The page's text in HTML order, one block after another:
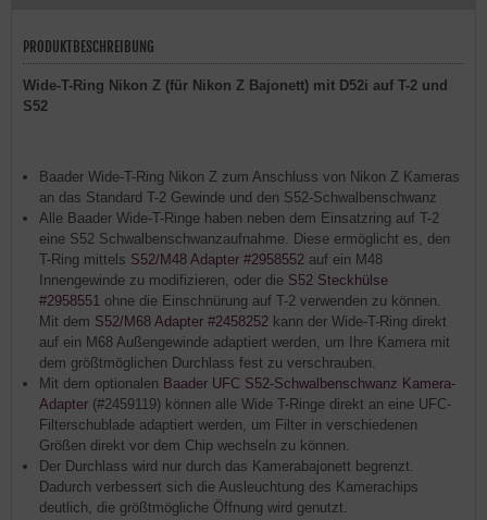
PRODUKTBESCHREIBUNG
Wide-T-Ring Nikon Z (für Nikon Z Bajonett) mit D52i auf T-2 und
S52
Baader Wide-T-Ring Nikon Z zum Anschluss von Nikon Z Kameras
an das Standard T-2 Gewinde und den S52-Schwalbenschwanz
Alle Baader Wide-T-Ringe haben neben dem Einsatzring auf T-2
eine S52 Schwalbenschwanzaufnahme. Diese ermöglicht es, den
T-Ring mittels S52/M48 Adapter #2958552 auf ein M48
Innengewinde zu modifizieren, oder die S52 Steckhülse
#2958551 ohne die Einschnürung auf T-2 verwenden zu können.
Mit dem S52/M68 Adapter #2458252 kann der Wide-T-Ring direkt
auf ein M68 Außengewinde adaptiert werden, um Ihre Kamera mit
dem größtmöglichen Durchlass fest zu verschrauben.
Mit dem optionalen Baader UFC S52-Schwalbenschwanz Kamera-
Adapter (#2459119) können alle Wide T-Ringe direkt an eine UFC-
Filterschublade adaptiert werden, um Filter in verschiedenen
Größen direkt vor dem Chip wechseln zu können.
Der Durchlass wird nur durch das Kamerabajonett begrenzt.
Dadurch verbessert sich die Ausleuchtung des Kamerachips
deutlich, die größtmögliche Öffnung wird genutzt.